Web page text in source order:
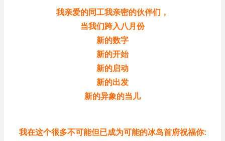
我亲爱的同工我亲密的伙伴们，
当我们跨入八月份
新的数字
新的开始
新的启动
新的出发
新的异象的当儿
我在这个很多不可能但已成为可能的冰岛首府祝福你: